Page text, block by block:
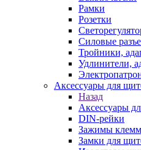
Рамки
Розетки
Силовые
Тройники,
Удлинители,
Аксессуары для
Назад
Аксессуары
DIN-рейки
Зажимы
Замки для